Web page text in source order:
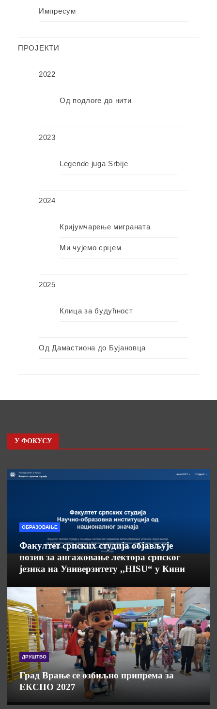
Импресум
ПРОЈЕКТИ
2022
Од подлоге до нити
2023
Legende juga Srbije
2024
Кријумчарење миграната
Ми чујемо срцем
2025
Клица за будућност
Од Дамастиона до Бујановца
У ФОКУСУ
ОБРАЗОВАЊЕ
Факултет српских студија објављује
позив за ангажовање лектора српског
језика на Универзитету ,,HISU“ у Кини
ДРУШТВО
Град Врање се озбиљно припрема за
ЕКСПО 2027